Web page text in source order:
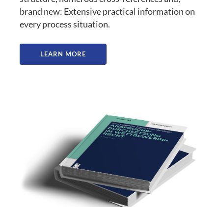
brand new: Extensive practical information on
every process situation.
LEARN MORE